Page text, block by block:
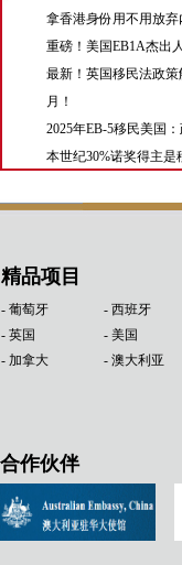
拿香港身份用不用放弃
重磅！美国EB1A杰出
最新！英国移民法政
月！
2025年EB-5移民美国
本世纪30%诺奖得主是
精品项目
- 葡萄牙
- 西班牙
- 英国
- 美国
- 加拿大
- 澳大利亚
合作伙伴